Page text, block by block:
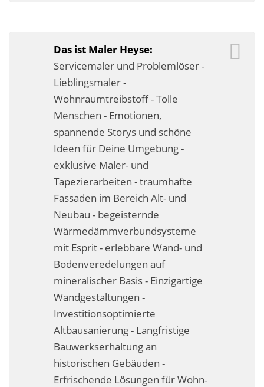
Business Feng-Shui
Der gesunde Raum
Echtmetalloptik
Fassadensanierung
Fugenlos
Kalkkind-Fachbetrieb – Sumpfkalk-Oberflächen
Malerarbeiten
Rostoptik
Tapezierarbeiten
Wandbegrünungen
Wärmedämmung / WDVS
Service ›
Entspannter Urlaubsservice
Das ist Maler Heyse:
Servicemaler und Problemlöser -
Lieblingsmaler -
Wohnraumtreibstoff - Tolle
Menschen - Emotionen,
spannende Storys und schöne
Ideen für Deine Umgebung -
exklusive Maler- und
Tapezierarbeiten - traumhafte
Fassaden im Bereich Alt- und
Neubau - begeisternde
Wärmedämmverbundsysteme
mit Esprit - erlebbare Wand- und
Bodenveredelungen auf
mineralischer Basis - Einzigartige
Wandgestaltungen -
Investitionsoptimierte
Altbausanierung - Langfristige
Bauwerkserhaltung an
historischen Gebäuden -
Erfrischende Lösungen für Wohn-